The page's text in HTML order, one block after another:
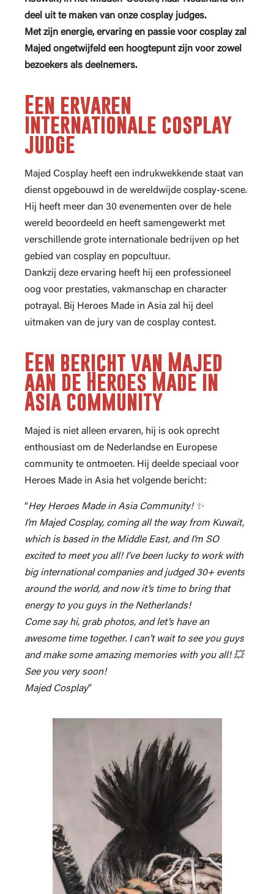
deel uit te maken van onze cosplay judges.
Met zijn energie, ervaring en passie voor cosplay zal
Majed ongetwijfeld een hoogtepunt zijn voor zowel
bezoekers als deelnemers.
Een ervaren
internationale cosplay
judge
Majed Cosplay heeft een indrukwekkende staat van
dienst opgebouwd in de wereldwijde cosplay-scene.
Hij heeft meer dan 30 evenementen over de hele
wereld beoordeeld en heeft samengewerkt met
verschillende grote internationale bedrijven op het
gebied van cosplay en popcultuur.
Dankzij deze ervaring heeft hij een professioneel
oog voor prestaties, vakmanschap en character
potrayal. Bij Heroes Made in Asia zal hij deel
uitmaken van de jury van de cosplay contest.
Een bericht van Majed
aan de Heroes Made in
Asia community
Majed is niet alleen ervaren, hij is ook oprecht
enthousiast om de Nederlandse en Europese
community te ontmoeten. Hij deelde speciaal voor
Heroes Made in Asia het volgende bericht:
“Hey Heroes Made in Asia Community! ✨
I’m Majed Cosplay, coming all the way from Kuwait,
which is based in the Middle East, and I’m SO
excited to meet you all! I’ve been lucky to work with
big international companies and judged 30+ events
around the world, and now it’s time to bring that
energy to you guys in the Netherlands!
Come say hi, grab photos, and let’s have an
awesome time together. I can’t wait to see you guys
and make some amazing memories with you all! 💥
See you very soon!
Majed Cosplay”